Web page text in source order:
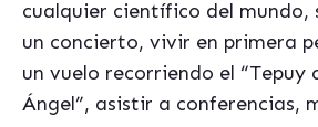
cualquier científico del mundo,
un concierto, vivir en primera
un vuelo recorriendo el “Tepuy
Ángel”, asistir a conferencias,